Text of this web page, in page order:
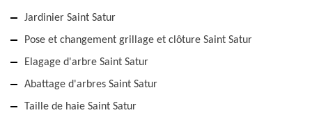
Jardinier Saint Satur
Pose et changement grillage et clôture Saint Satur
Elagage d'arbre Saint Satur
Abattage d'arbres Saint Satur
Taille de haie Saint Satur